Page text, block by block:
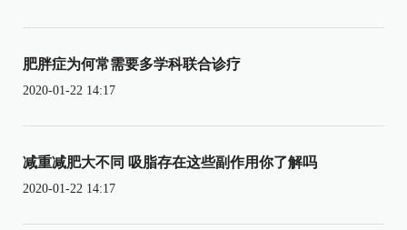
肥胖症为何常需要多学科联合诊疗
2020-01-22 14:17
减重减肥大不同 吸脂存在这些副作用你了解吗
2020-01-22 14:17